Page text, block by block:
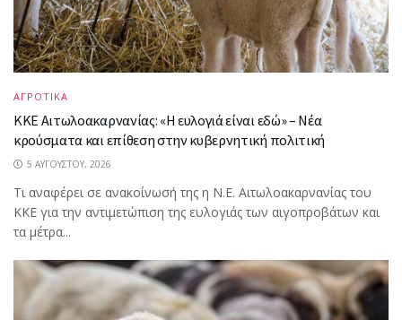
ΑΓΡΟΤΙΚΑ
ΚΚΕ Αιτωλοακαρνανίας: «Η ευλογιά είναι εδώ» – Νέα
κρούσματα και επίθεση στην κυβερνητική πολιτική
5 ΑΥΓΟΎΣΤΟΥ, 2026
Τι αναφέρει σε ανακοίνωσή της η Ν.Ε. Αιτωλοακαρνανίας του
ΚΚΕ για την αντιμετώπιση της ευλογιάς των αιγοπροβάτων και
τα μέτρα...